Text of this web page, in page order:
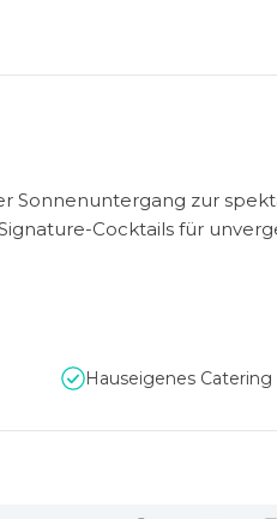
Sonnenuntergang zur
Cocktails für
Hauseigenes Catering